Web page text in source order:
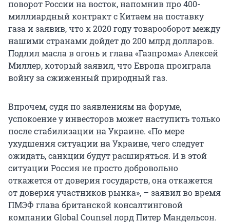
поворот России на восток, напомнив про 400-
миллиардный контракт с Китаем на поставку
газа и заявив, что к 2020 году товарооборот между
нашими странами дойдет до 200 млрд долларов.
Подлил масла в огонь и глава «Газпрома» Алексей
Миллер, который заявил, что Европа проиграла
войну за сжиженный природный газ.
Впрочем, судя по заявлениям на форуме,
успокоение у инвесторов может наступить только
после стабилизации на Украине. «По мере
ухудшения ситуации на Украине, чего следует
ожидать, санкции будут расширяться. И в этой
ситуации Россия не просто добровольно
откажется от доверия государств, она откажется
от доверия участников рынка», – заявил во время
ПМЭФ глава британской консалтинговой
компании Global Counsel лорд Питер Мандельсон.